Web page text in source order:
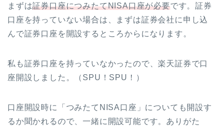
まずは証券口座につみたてNISA口座が必要です。証券
口座を持っていない場合は、まずは証券会社に申し込
んで証券口座を開設するところからになります。
私も証券口座を持っていなかったので、楽天証券で口
座開設しました。（SPU！SPU！）
口座開設時に「つみたてNISA口座」についても開設す
るか聞かれるので、一緒に開設可能です。ありがた